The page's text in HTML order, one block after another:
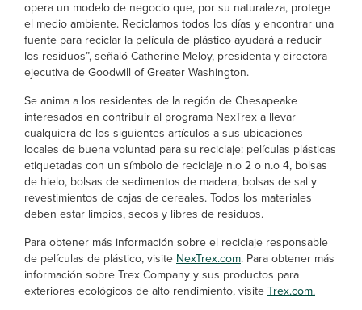
opera un modelo de negocio que, por su naturaleza, protege
el medio ambiente. Reciclamos todos los días y encontrar una
fuente para reciclar la película de plástico ayudará a reducir
los residuos”, señaló Catherine Meloy, presidenta y directora
ejecutiva de Goodwill of Greater Washington.
Se anima a los residentes de la región de Chesapeake
interesados en contribuir al programa NexTrex a llevar
cualquiera de los siguientes artículos a sus ubicaciones
locales de buena voluntad para su reciclaje: películas plásticas
etiquetadas con un símbolo de reciclaje n.o 2 o n.o 4, bolsas
de hielo, bolsas de sedimentos de madera, bolsas de sal y
revestimientos de cajas de cereales. Todos los materiales
deben estar limpios, secos y libres de residuos.
Para obtener más información sobre el reciclaje responsable
de películas de plástico, visite NexTrex.com. Para obtener más
información sobre Trex Company y sus productos para
exteriores ecológicos de alto rendimiento, visiteTrex.com.